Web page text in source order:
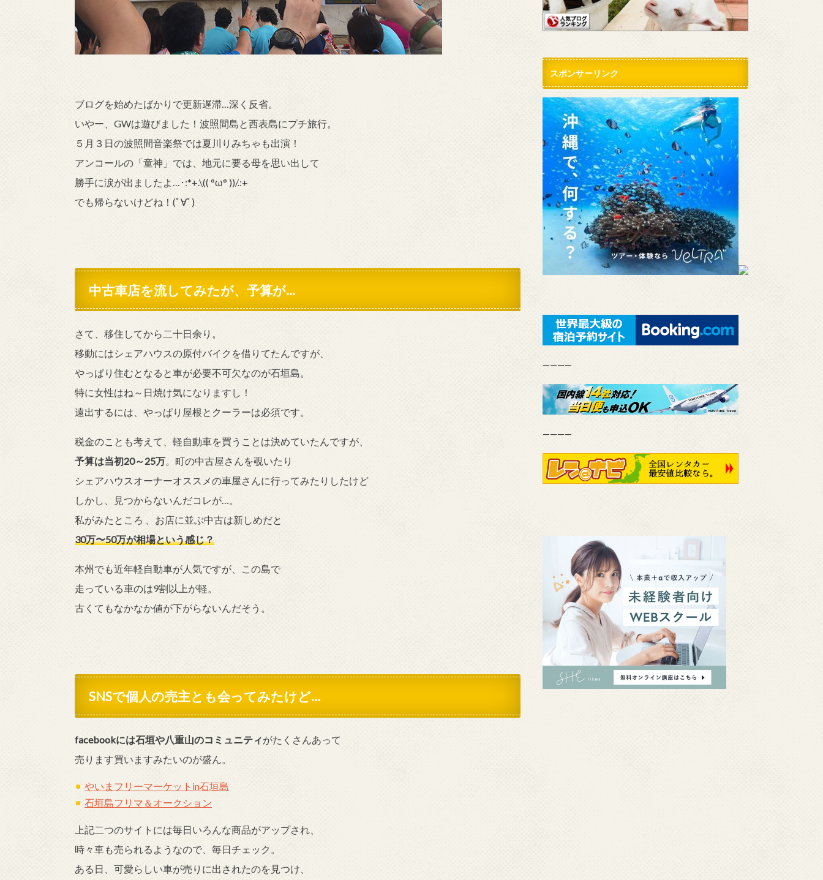
ブログを始めたばかりで更新遅滞…深く反省。
いやー、GWは遊びました！波照間島と西表島にプチ旅行。
５月３日の波照間音楽祭では夏川りみちゃも出演！
アンコールの「童神」では、地元に要る母を思い出して
勝手に涙が出ましたよ…･:*+.\(( °ω° ))/.:+
でも帰らないけどね！(ﾟ∀ﾟ)
中古車店を流してみたが、予算が…
さて、移住してから二十日余り。
移動にはシェアハウスの原付バイクを借りてたんですが、
やっぱり住むとなると車が必要不可欠なのが石垣島。
特に女性はね～日焼け気になりますし！
遠出するには、やっぱり屋根とクーラーは必須です。
税金のことも考えて、軽自動車を買うことは決めていたんですが、
予算は当初20～25万。町の中古屋さんを覗いたり
シェアハウスオーナーオススメの車屋さんに行ってみたりしたけど
しかし、見つからないんだコレが…。
私がみたところ 、お店に並ぶ中古は新しめだと
30万〜50万が相場という感じ？
本州でも近年軽自動車が人気ですが、この島で
走っている車のは9割以上が軽。
古くてもなかなか値が下がらないんだそう。
SNSで個人の売主とも会ってみたけど…
facebookには石垣や八重山のコミュニティがたくさんあって
売ります買いますみたいのが盛ん。
やいまフリーマーケットin石垣島
石垣島フリマ＆オークション
上記二つのサイトには毎日いろんな商品がアップされ、
時々車も売られるようなので、毎日チェック。
ある日、可愛らしい車が売りに出されたのを見つけ、
スポンサーリンク
————
————